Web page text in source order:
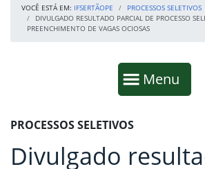
VOCÊ ESTÁ EM: IFSERTÃOPE
PROCESSOS SELETIVOS
DIVULGADO RESULTADO PARCIAL DE PROCESSO
PREENCHIMENTO DE VAGAS OCIOSAS
Mostrar
Menu
Fim da navegação
Início do conteúdo
PROCESSOS SELETIVOS
Divulgado